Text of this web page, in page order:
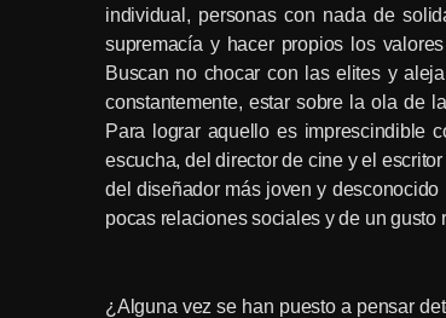
individual, personas con nada de
supremacía y hacer propios los
Buscan no chocar con las elites y
constantemente, estar sobre la ola de
Para lograr aquello es imprescindible
escucha, del director de cine y el
del diseñador más joven y
pocas relaciones sociales y de un gusto
¿Alguna vez se han puesto a pensar